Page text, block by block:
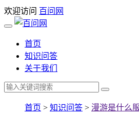
欢迎访问 百问网
首页
知识问答
关于我们
首页 > 知识问答 > 漫游是什么